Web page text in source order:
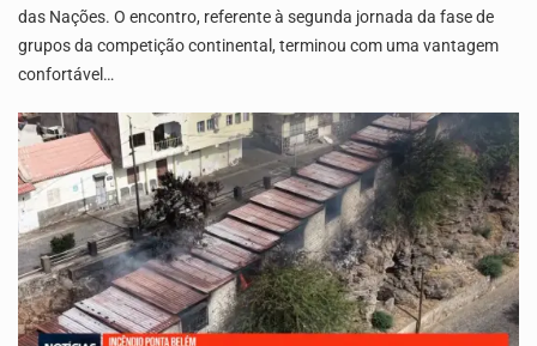
das Nações. O encontro, referente à segunda jornada da fase de
grupos da competição continental, terminou com uma vantagem
confortável…